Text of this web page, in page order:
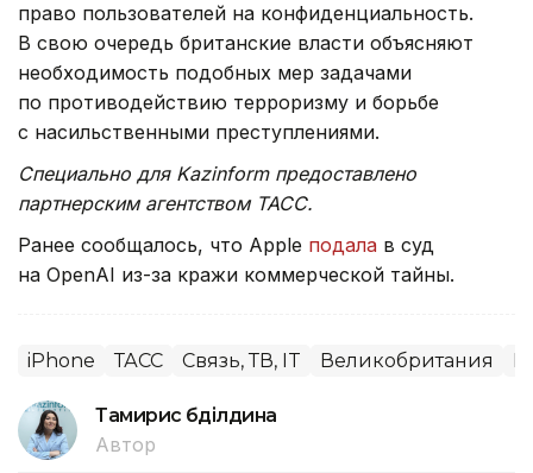
право пользователей на конфиденциальность.
В свою очередь британские власти объясняют
необходимость подобных мер задачами
по противодействию терроризму и борьбе
с насильственными преступлениями.
Специально для Kazinform предоставлено
партнерским агентством ТАСС.
Ранее сообщалось, что Apple подала в суд
на OpenAI из-за кражи коммерческой тайны.
iPhone ТАСС Связь, ТВ, IT Великобритания
Тамирис Әбділдина
Автор